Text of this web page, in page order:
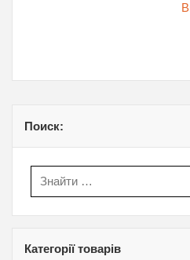
Поиск:
Категорії товарів